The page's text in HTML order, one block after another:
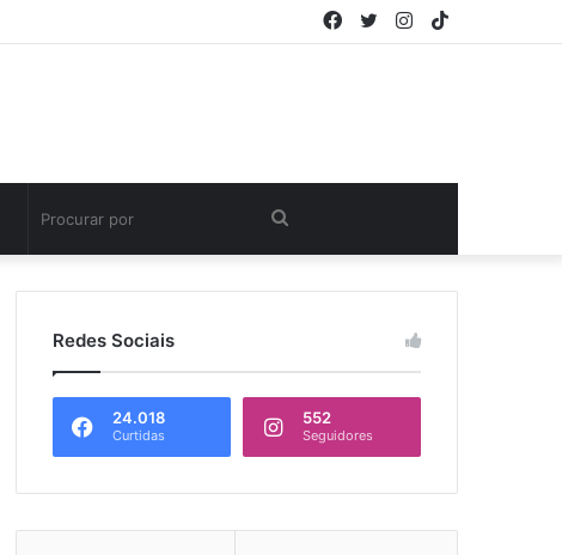
Instagram
Twitter
Facebook
Procurar
por
Redes Sociais
24.018
Curtidas
552
Seguidores